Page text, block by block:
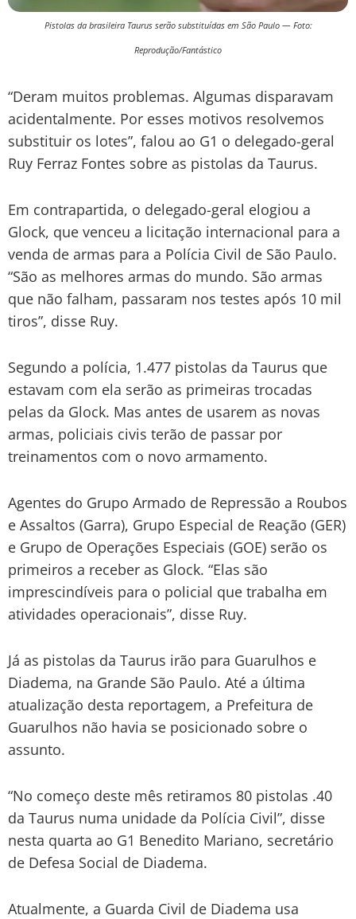
Pistolas da brasileira Taurus serão substituídas em São Paulo — Foto:
Reprodução/Fantástico
“Deram muitos problemas. Algumas disparavam
acidentalmente. Por esses motivos resolvemos
substituir os lotes”, falou ao G1 o delegado-geral
Ruy Ferraz Fontes sobre as pistolas da Taurus.
Em contrapartida, o delegado-geral elogiou a
Glock, que venceu a licitação internacional para a
venda de armas para a Polícia Civil de São Paulo.
“São as melhores armas do mundo. São armas
que não falham, passaram nos testes após 10 mil
tiros”, disse Ruy.
Segundo a polícia, 1.477 pistolas da Taurus que
estavam com ela serão as primeiras trocadas
pelas da Glock. Mas antes de usarem as novas
armas, policiais civis terão de passar por
treinamentos com o novo armamento.
Agentes do Grupo Armado de Repressão a Roubos
e Assaltos (Garra), Grupo Especial de Reação (GER)
e Grupo de Operações Especiais (GOE) serão os
primeiros a receber as Glock. “Elas são
imprescindíveis para o policial que trabalha em
atividades operacionais”, disse Ruy.
Já as pistolas da Taurus irão para Guarulhos e
Diadema, na Grande São Paulo. Até a última
atualização desta reportagem, a Prefeitura de
Guarulhos não havia se posicionado sobre o
assunto.
“No começo deste mês retiramos 80 pistolas .40
da Taurus numa unidade da Polícia Civil”, disse
nesta quarta ao G1 Benedito Mariano, secretário
de Defesa Social de Diadema.
Atualmente, a Guarda Civil de Diadema usa